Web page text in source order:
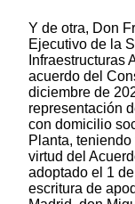
Y de otra, Don
Ejecutivo de la
Infraestructuras
acuerdo del
diciembre de
representación
con domicilio
Planta,
virtud del
adoptado el 1
escritura de